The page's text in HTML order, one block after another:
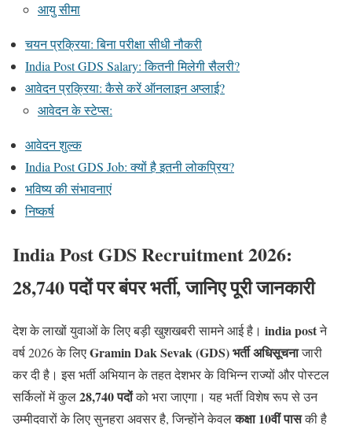
आयु सीमा
चयन प्रक्रिया: बिना परीक्षा सीधी नौकरी
India Post GDS Salary: कितनी मिलेगी सैलरी?
आवेदन प्रक्रिया: कैसे करें ऑनलाइन अप्लाई?
आवेदन के स्टेप्स:
आवेदन शुल्क
India Post GDS Job: क्यों है इतनी लोकप्रिय?
भविष्य की संभावनाएं
निष्कर्ष
India Post GDS Recruitment 2026:
28,740 पदों पर बंपर भर्ती, जानिए पूरी जानकारी
देश के लाखों युवाओं के लिए बड़ी खुशखबरी सामने आई है। india postने
वर्ष 2026 के लिएGramin Dak Sevak (GDS) भर्ती अधिसूचनाजारी
कर दी है। इस भर्ती अभियान के तहत देशभर के विभिन्न राज्यों और पोस्टल
सर्किलों में कुल28,740 पदोंको भरा जाएगा। यह भर्ती विशेष रूप से उन
उम्मीदवारों के लिए सुनहरा अवसर है, जिन्होंने केवलकक्षा 10वीं पासकी है